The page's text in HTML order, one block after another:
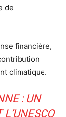
de
financière,
climatique.
: UN